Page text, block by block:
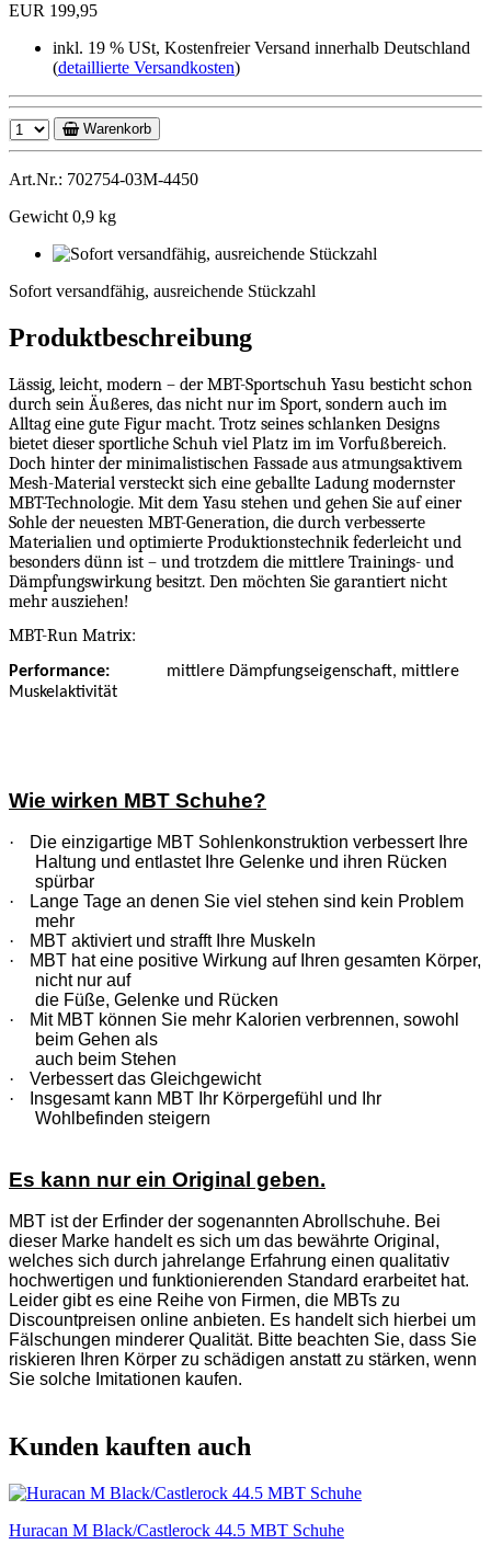
EUR 199,95
inkl. 19 % USt, Kostenfreier Versand innerhalb Deutschland
(detaillierte Versandkosten)
Warenkorb
Art.Nr.: 702754-03M-4450
Gewicht 0,9 kg
Sofort versandfähig, ausreichende Stückzahl
Produktbeschreibung
Lässig, leicht, modern – der MBT-Sportschuh Yasu besticht schon
durch sein Äußeres, das nicht nur im Sport, sondern auch im
Alltag eine gute Figur macht. Trotz seines schlanken Designs
bietet dieser sportliche Schuh viel Platz im im Vorfußbereich.
Doch hinter der minimalistischen Fassade aus atmungsaktivem
Mesh-Material versteckt sich eine geballte Ladung modernster
MBT-Technologie. Mit dem Yasu stehen und gehen Sie auf einer
Sohle der neuesten MBT-Generation, die durch verbesserte
Materialien und optimierte Produktionstechnik federleicht und
besonders dünn ist – und trotzdem die mittlere Trainings- und
Dämpfungswirkung besitzt. Den möchten Sie garantiert nicht
mehr ausziehen!
MBT-Run Matrix:
Performance:
mittlere Dämpfungseigenschaft, mittlere
Muskelaktivität
Wie wirken MBT Schuhe?
·
Die einzigartige MBT Sohlenkonstruktion verbessert Ihre
Haltung und entlastet Ihre Gelenke und ihren Rücken
spürbar
·
Lange Tage an denen Sie viel stehen sind kein Problem
mehr
·
MBT aktiviert und strafft Ihre Muskeln
·
MBT hat eine positive Wirkung auf Ihren gesamten Körper,
nicht nur auf
die Füße, Gelenke und Rücken
·
Mit MBT können Sie mehr Kalorien verbrennen, sowohl
beim Gehen als
auch beim Stehen
·
Verbessert das Gleichgewicht
·
Insgesamt kann MBT Ihr Körpergefühl und Ihr
Wohlbefinden steigern
Es kann nur ein Original geben.
MBT ist der Erfinder der sogenannten Abrollschuhe. Bei
dieser Marke handelt es sich um das bewährte Original,
welches sich durch jahrelange Erfahrung einen qualitativ
hochwertigen und funktionierenden Standard erarbeitet hat.
Leider gibt es eine Reihe von Firmen, die MBTs zu
Discountpreisen online anbieten. Es handelt sich hierbei um
Fälschungen minderer Qualität. Bitte beachten Sie, dass Sie
riskieren Ihren Körper zu schädigen anstatt zu stärken, wenn
Sie solche Imitationen kaufen.
Kunden kauften auch
Huracan M Black/Castlerock 44.5 MBT Schuhe